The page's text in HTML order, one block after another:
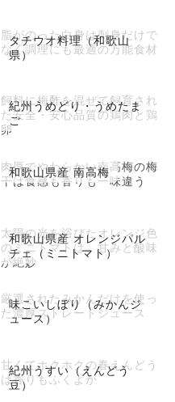
タチウオ料理（和歌山
県）
脂がのった白身は刺身だけで
なく調理にも最適の万能食材
紀州うめどり・うめたま
ご
飼料に梅酢を混ぜて飼育され
た安全・安心品質の鶏肉と鶏
卵
和歌山県産 南高梅
肉厚でやわらかい南高梅の梅
干は食感も香りも一味違う
和歌山県産 オレンジパル
チェ（ミニトマト）
太陽の光を浴びたオレンジ色
のミニトマトは、甘みと酸味
が絶妙
味こいしぼり（みかんジ
ュース）
厳選されたみかんだけを使っ
た濃厚ストレートジュース
紀州うすい（えんどう
豆）
甘くてホクホクの春えんどう
は香りもふくよか